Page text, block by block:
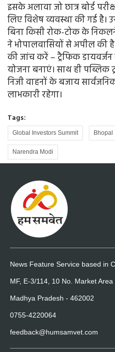
इसके अलावा जो छात्र बोर्ड
लिए विशेष व्यवस्था की गई
बिना किसी रोक-टोक के
ने भोपालवासियों से अपील की
की जांच करें – ट्रैफिक
योजना बनाएं। साथ ही पब्लिक
निजी वाहनों के बजाय
लाभकारी रहेगा।
Tags:
Global Investors Summit Bhopal
Narendra Modi
News Feature Service based in
MF, E-3/114, 10 No. Market
Madhya Pradesh - 462002
0755-4220064
feedback@humsamvet.com